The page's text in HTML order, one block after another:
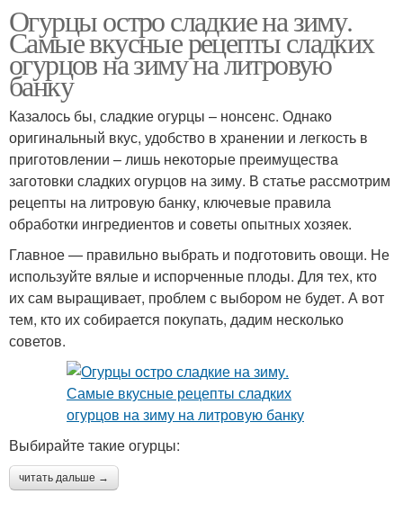
Огурцы остро сладкие на зиму.
Самые вкусные рецепты сладких
огурцов на зиму на литровую
банку
Казалось бы, сладкие огурцы – нонсенс. Однако
оригинальный вкус, удобство в хранении и легкость в
приготовлении – лишь некоторые преимущества
заготовки сладких огурцов на зиму. В статье рассмотрим
рецепты на литровую банку, ключевые правила
обработки ингредиентов и советы опытных хозяек.
Главное — правильно выбрать и подготовить овощи. Не
используйте вялые и испорченные плоды. Для тех, кто
их сам выращивает, проблем с выбором не будет. А вот
тем, кто их собирается покупать, дадим несколько
советов.
Выбирайте такие огурцы:
читать дальше →